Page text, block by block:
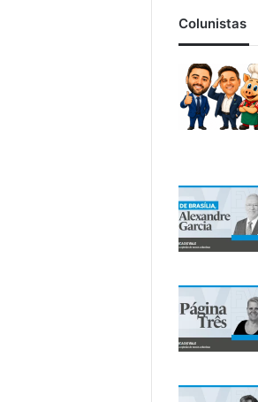
Colunistas